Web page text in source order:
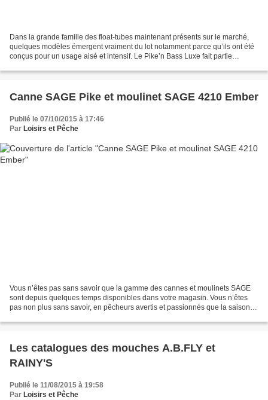
Dans la grande famille des float-tubes maintenant présents sur le marché,
quelques modèles émergent vraiment du lot notamment parce qu’ils ont été
conçus pour un usage aisé et intensif. Le Pike’n Bass Luxe fait partie
Canne SAGE Pike et moulinet SAGE 4210 Ember
Publié le 07/10/2015 à 17:46
Par Loisirs et Pêche
Vous n’êtes pas sans savoir que la gamme des cannes et moulinets SAGE
sont depuis quelques temps disponibles dans votre magasin. Vous n’êtes
pas non plus sans savoir, en pêcheurs avertis et passionnés que la saison la
Les catalogues des mouches A.B.FLY et
RAINY'S
Publié le 11/08/2015 à 19:58
Par Loisirs et Pêche